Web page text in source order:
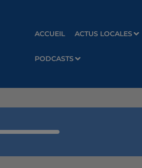
ACCUEIL ACTUS LOCALES
PODCASTS